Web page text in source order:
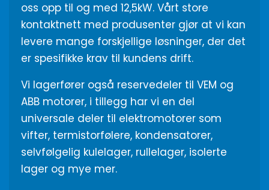
oss opp til og med 12,5kW. Vårt store
kontaktnett med produsenter gjør at vi kan
levere mange forskjellige løsninger, der det
er spesifikke krav til kundens drift.
Vi lagerfører også reservedeler til VEM og
ABB motorer, i tillegg har vi en del
universale deler til elektromotorer som
vifter, termistorfølere, kondensatorer,
selvfølgelig kulelager, rullelager, isolerte
lager og mye mer.